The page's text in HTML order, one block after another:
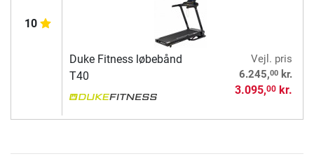
10
Duke Fitness løbebånd
T40
Vejl. pris
6.245,00kr.
3.095,00kr.